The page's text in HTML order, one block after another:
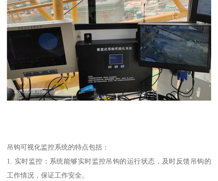
吊钩可视化监控系统的特点包括：
1. 实时监控：系统能够实时监控吊钩的运行状态，及时反馈吊钩的
工作情况，保证工作安全。